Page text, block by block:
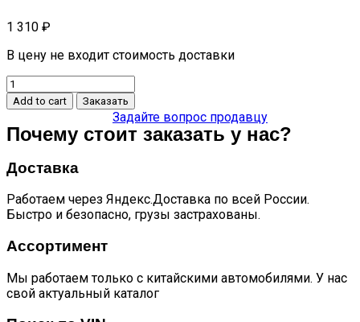
1 310 ₽
В цену не входит стоимость доставки
Накладка
арки
переднего
правого
колеса
S7
quantity
Add to cart Заказать
Задайте вопрос продавцу
Почему стоит заказать у нас?
Доставка
Работаем через Яндекс.Доставка по всей России.
Быстро и безопасно, грузы застрахованы.
Ассортимент
Мы работаем только с китайскими автомобилями. У нас
свой актуальный каталог